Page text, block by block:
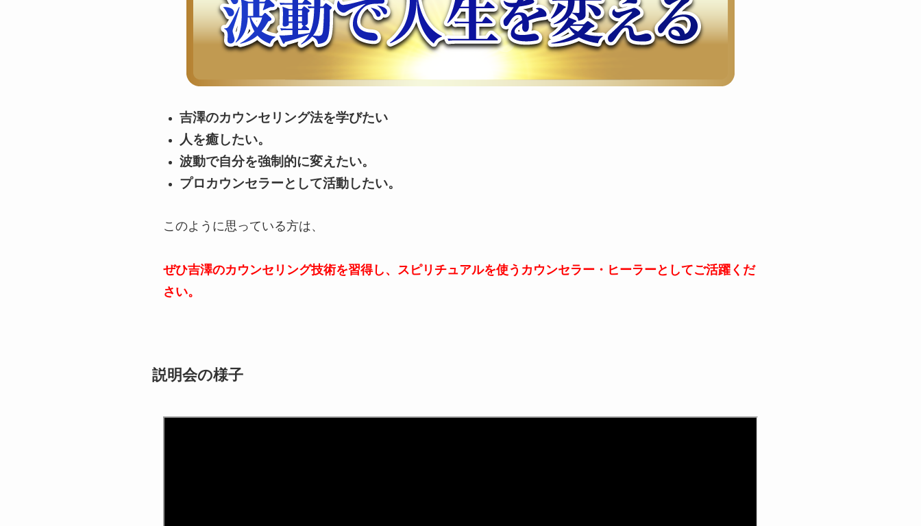
吉澤のカウンセリング法を学びたい
人を癒したい。
波動で自分を強制的に変えたい。
プロカウンセラーとして活動したい。
このように思っている方は、
ぜひ吉澤のカウンセリング技術を習得し、 スピリチュアルを使うカウンセラー・ヒーラーとしてご活躍くだ
さい。
説明会の様子